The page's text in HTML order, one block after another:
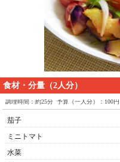
食材・分量（2人分）
調理時間：約25分 予算（一人分）：100円
茄子
ミニトマト
水菜